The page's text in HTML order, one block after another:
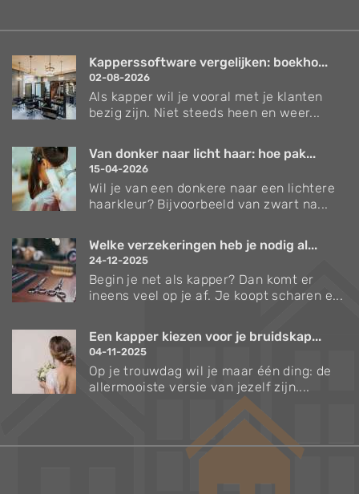
Kapperssoftware vergelijken: boekho...
02-08-2026
Als kapper wil je vooral met je klanten
bezig zijn. Niet steeds heen en weer...
Van donker naar licht haar: hoe pak...
15-04-2026
Wil je van een donkere naar een lichtere
haarkleur? Bijvoorbeeld van zwart na...
Welke verzekeringen heb je nodig al...
24-12-2025
Begin je net als kapper? Dan komt er
ineens veel op je af. Je koopt scharen e...
Een kapper kiezen voor je bruidskap...
04-11-2025
Op je trouwdag wil je maar één ding: de
allermooiste versie van jezelf zijn....